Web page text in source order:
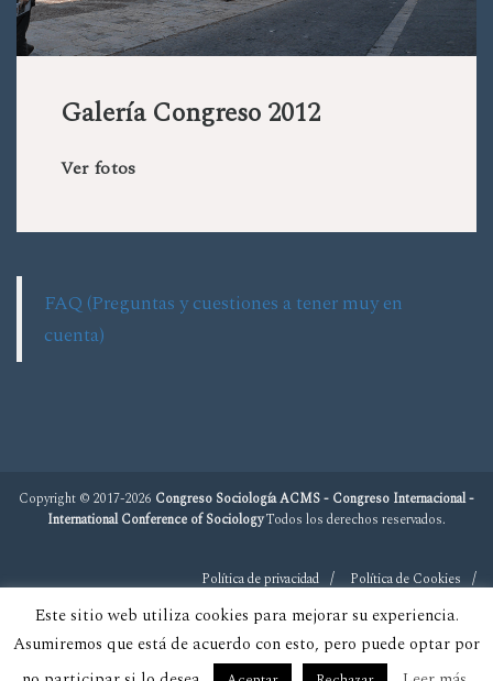
Galería Congreso 2012
Ver fotos
FAQ (Preguntas y cuestiones a tener muy en
cuenta)
Copyright © 2017-2026 Congreso Sociología ACMS - Congreso Internacional -
International Conference of SociologyTodos los derechos reservados.
Política de privacidad Política de Cookies
Este sitio web utiliza cookies para mejorar su experiencia.
Asumiremos que está de acuerdo con esto, pero puede optar por